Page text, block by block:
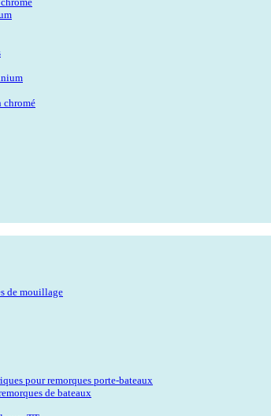
chromé
de mouillage
pour remorques porte-bateaux
de bateaux